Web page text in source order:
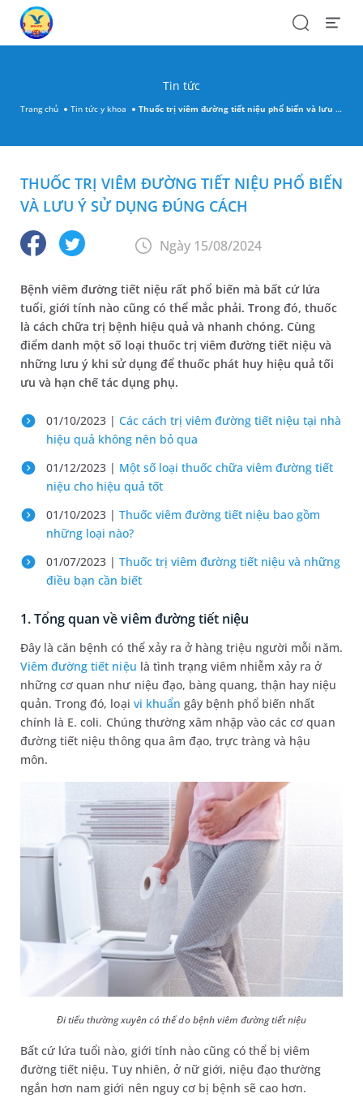
SearchOpen
Tin tức
Trang chủ Tin tức y khoa Thuốc trị viêm đường tiết niệu phổ biến và lưu ý sử dụng đúng cách
THUỐC TRỊ VIÊM ĐƯỜNG TIẾT NIỆU PHỔ BIẾN
VÀ LƯU Ý SỬ DỤNG ĐÚNG CÁCH
Ngày 15/08/2024
Bệnh viêm đường tiết niệu rất phổ biến mà bất cứ lứa
tuổi, giới tính nào cũng có thể mắc phải. Trong đó, thuốc
là cách chữa trị bệnh hiệu quả và nhanh chóng. Cùng
điểm danh một số loại thuốc trị viêm đường tiết niệu và
những lưu ý khi sử dụng để thuốc phát huy hiệu quả tối
ưu và hạn chế tác dụng phụ.
01/10/2023 | Các cách trị viêm đường tiết niệu tại nhà
hiệu quả không nên bỏ qua
01/12/2023 | Một số loại thuốc chữa viêm đường tiết
niệu cho hiệu quả tốt
01/10/2023 | Thuốc viêm đường tiết niệu bao gồm
những loại nào?
01/07/2023 | Thuốc trị viêm đường tiết niệu và những
điều bạn cần biết
1. Tổng quan về viêm đường tiết niệu
Đây là căn bệnh có thể xảy ra ở hàng triệu người mỗi năm.
Viêm đường tiết niệu là tình trạng viêm nhiễm xảy ra ở
những cơ quan như niệu đạo, bàng quang, thận hay niệu
quản. Trong đó, loại vi khuẩn gây bệnh phổ biến nhất
chính là E. coli. Chúng thường xâm nhập vào các cơ quan
đường tiết niệu thông qua âm đạo, trực tràng và hậu
môn.
Đi tiểu thường xuyên có thể do bệnh viêm đường tiết niệu
Bất cứ lứa tuổi nào, giới tính nào cũng có thể bị viêm
đường tiết niệu. Tuy nhiên, ở nữ giới, niệu đạo thường
ngắn hơn nam giới nên nguy cơ bị bệnh sẽ cao hơn.